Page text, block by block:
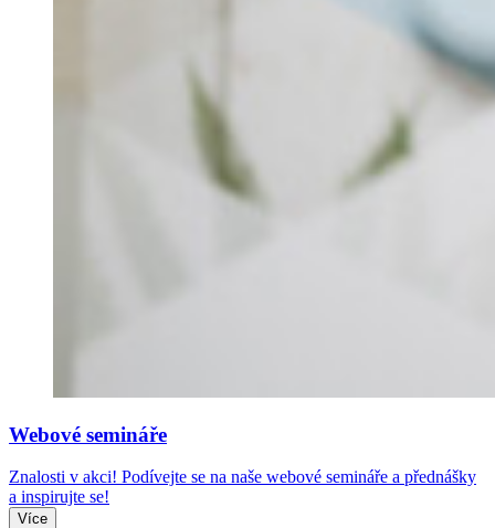
Webové semináře
Znalosti v akci! Podívejte se na naše webové semináře a přednášky
a inspirujte se!
Více